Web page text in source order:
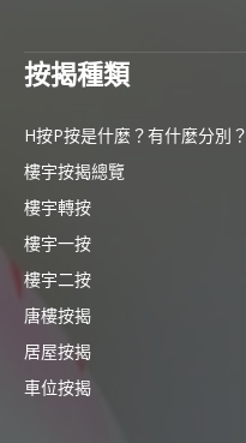
按揭種類
H按P按是什麼？有什麼分別？
樓宇按揭總覽
樓宇轉按
樓宇一按
樓宇二按
唐樓按揭
居屋按揭
車位按揭